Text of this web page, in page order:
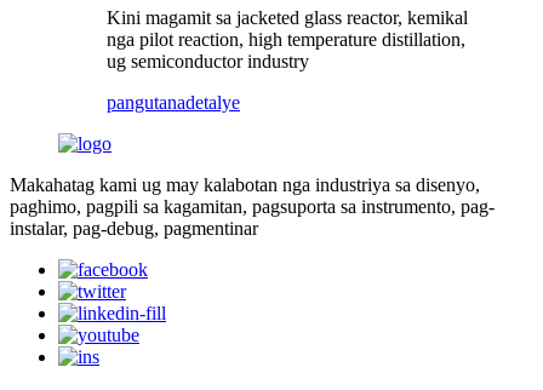
Kini magamit sa jacketed glass reactor, kemikal
nga pilot reaction, high temperature distillation,
ug semiconductor industry
pangutanadetalye
Makahatag kami ug may kalabotan nga industriya sa disenyo,
paghimo, pagpili sa kagamitan, pagsuporta sa instrumento, pag-
instalar, pag-debug, pagmentinar